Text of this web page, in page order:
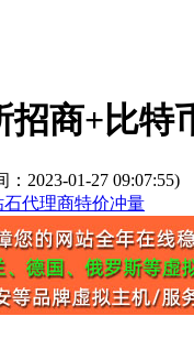
商+比特
2023-01-27 09:07:55)